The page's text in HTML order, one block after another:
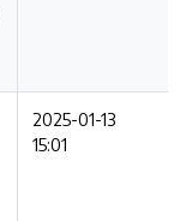
2025-01-13
15:01